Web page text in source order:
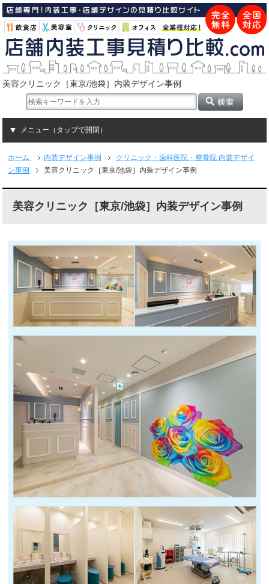
美容クリニック［東京/池袋］内装デザイン事例
メニュー（タップで開閉）
ホーム 内装デザイン事例
クリニック・歯科医院・整骨院 内装デザイ
ン事例
美容クリニック［東京/池袋］内装デザイン事例
美容クリニック［東京/池袋］内装デザイン事例